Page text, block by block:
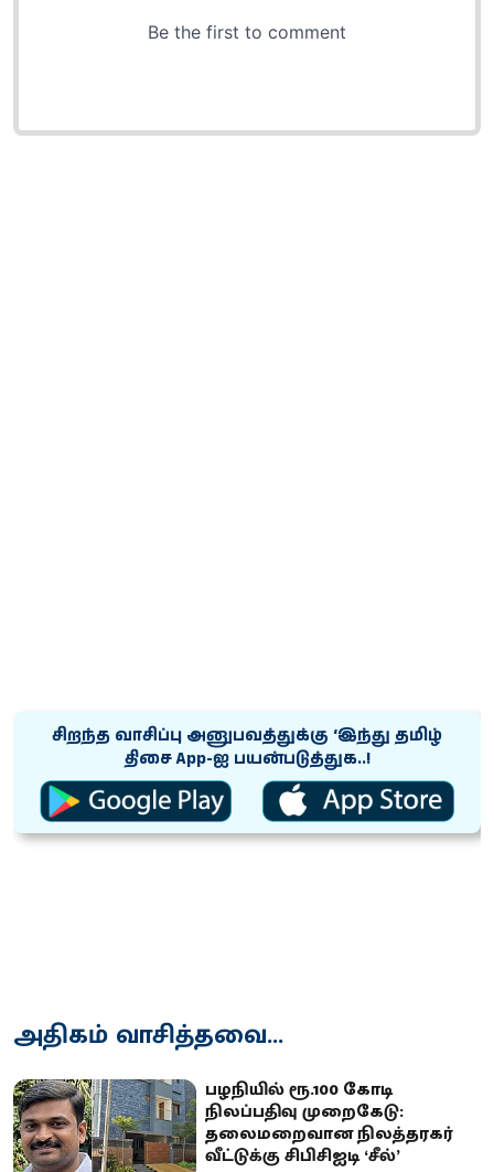
சிறந்த வாசிப்பு அனுபவத்துக்கு ‘இந்து தமிழ்
திசை App-ஐ பயன்படுத்துக..!
அதிகம் வாசித்தவை...
பழநியில் ரூ.100 கோடி
நிலப்பதிவு முறைகேடு:
தலைமறைவான நிலத்தரகர்
வீட்டுக்கு சிபிசிஐடி ‘சீல்’